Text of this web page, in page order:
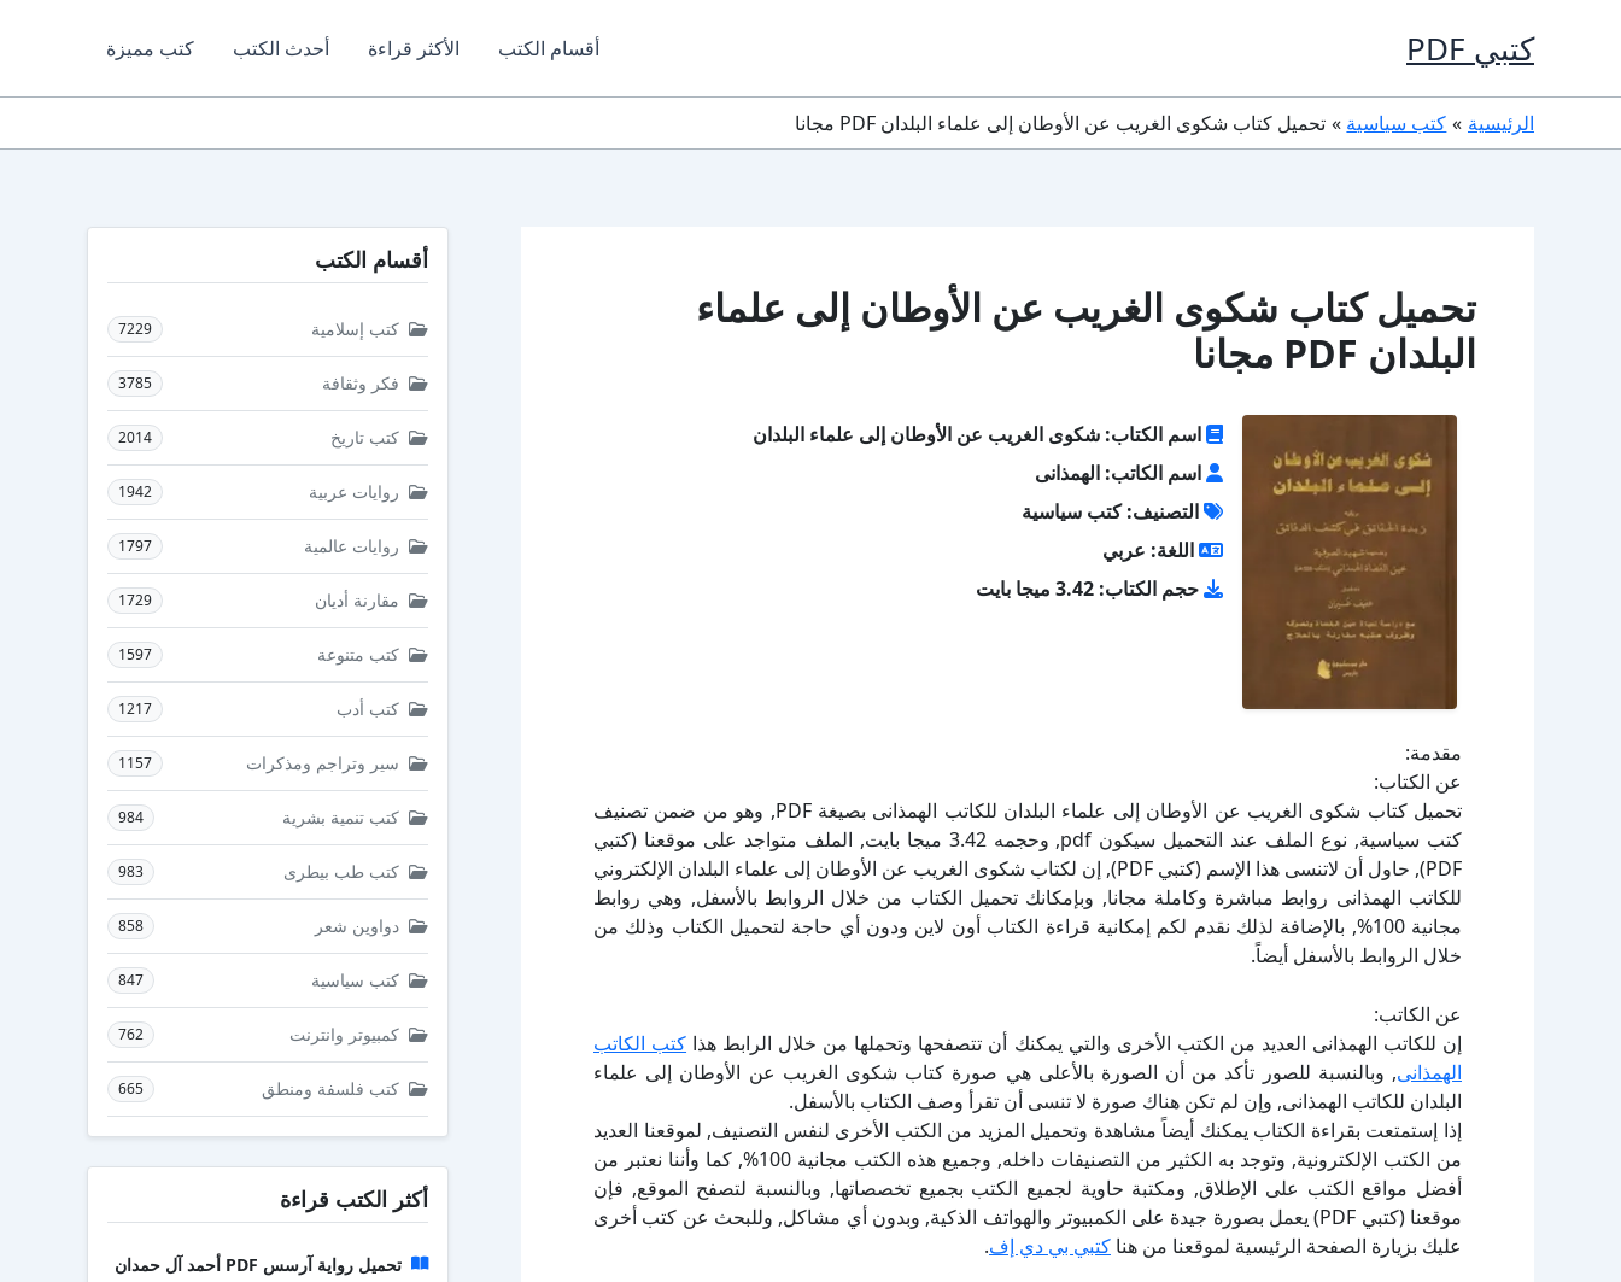
كتبي PDF أقسام الكتب الأكثر قراءة أحدث الكتب كتب مميزة
الرئيسية كتب سياسية تحميل كتاب شكوى الغريب عن الأوطان إلى علماء البلدان PDF مجانا
تحميل كتاب شكوى الغريب عن الأوطان إلى علماء
البلدان PDF مجانا
اسم الكتاب: شكوى الغريب عن الأوطان إلى علماء البلدان
اسم الكاتب: الهمذانى
التصنيف: كتب سياسية
اللغة: عربي
حجم الكتاب: 3.42 ميجا بايت
مقدمة:
عن الكتاب:
تحميل كتاب شكوى الغريب عن الأوطان إلى علماء البلدان للكاتب الهمذانى بصيغة PDF, وهو من ضمن تصنيف
كتب سياسية, نوع الملف عند التحميل سيكون pdf, وحجمه 3.42 ميجا بايت, الملف متواجد على موقعنا (كتبي
PDF), حاول أن لاتنسى هذا الإسم (كتبي PDF), إن لكتاب شكوى الغريب عن الأوطان إلى علماء البلدان الإلكتروني
للكاتب الهمذانى روابط مباشرة وكاملة مجانا, وبإمكانك تحميل الكتاب من خلال الروابط بالأسفل, وهي روابط
مجانية 100%, بالإضافة لذلك نقدم لكم إمكانية قراءة الكتاب أون لاين ودون أي حاجة لتحميل الكتاب وذلك من
خلال الروابط بالأسفل أيضاً.
عن الكاتب:
إن للكاتب الهمذانى العديد من الكتب الأخرى والتي يمكنك أن تتصفحها وتحملها من خلال الرابط هذا كتب الكاتب
الهمذانى, وبالنسبة للصور تأكد من أن الصورة بالأعلى هي صورة كتاب شكوى الغريب عن الأوطان إلى علماء
البلدان للكاتب الهمذانى, وإن لم تكن هناك صورة لا تنسى أن تقرأ وصف الكتاب بالأسفل.
إذا إستمتعت بقراءة الكتاب يمكنك أيضاً مشاهدة وتحميل المزيد من الكتب الأخرى لنفس التصنيف, لموقعنا العديد
من الكتب الإلكترونية, وتوجد به الكثير من التصنيفات داخله, وجميع هذه الكتب مجانية 100%, كما وأننا نعتبر من
أفضل مواقع الكتب على الإطلاق, ومكتبة حاوية لجميع الكتب بجميع تخصصاتها, وبالنسبة لتصفح الموقع, فإن
موقعنا (كتبي PDF) يعمل بصورة جيدة على الكمبيوتر والهواتف الذكية, وبدون أي مشاكل, وللبحث عن كتب أخرى
عليك بزيارة الصفحة الرئيسية لموقعنا من هنا كتبي بي دي إف.
أقسام الكتب
كتب إسلامية 7229
فكر وثقافة 3785
كتب تاريخ 2014
روايات عربية 1942
روايات عالمية 1797
مقارنة أديان 1729
كتب متنوعة 1597
كتب أدب 1217
سير وتراجم ومذكرات 1157
كتب تنمية بشرية 984
كتب طب بيطرى 983
دواوين شعر 858
كتب سياسية 847
كمبيوتر وانترنت 762
كتب فلسفة ومنطق 665
أكثر الكتب قراءة
تحميل رواية آرسس PDF أحمد آل حمدان